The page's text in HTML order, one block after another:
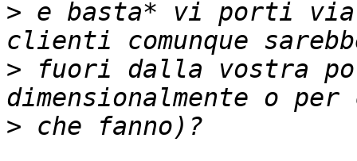
> e basta* vi porti via
> fuori dalla vostra
>